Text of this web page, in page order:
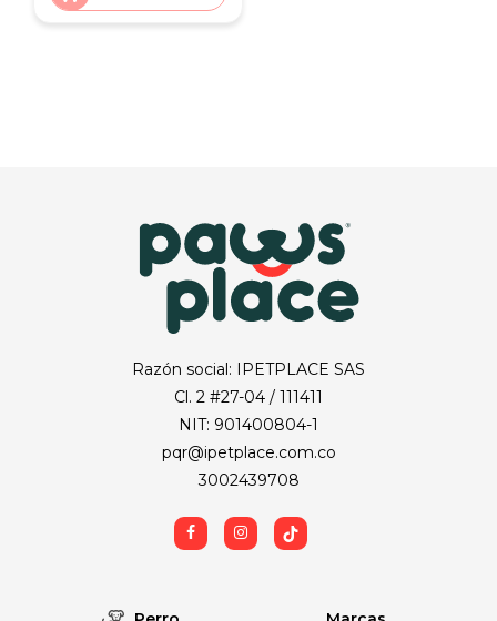
Razón social: IPETPLACE SAS
Cl. 2 #27-04 / 111411
NIT: 901400804-1
pqr@ipetplace.com.co
3002439708